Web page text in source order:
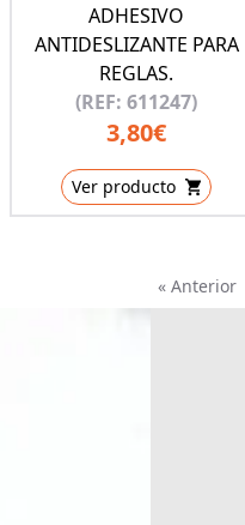
ADHESIVO
ANTIDESLIZANTE PARA
REGLAS.
(REF: 611247)
3,80€
Ver producto
« Anterior